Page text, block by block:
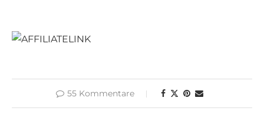
55 Kommentare